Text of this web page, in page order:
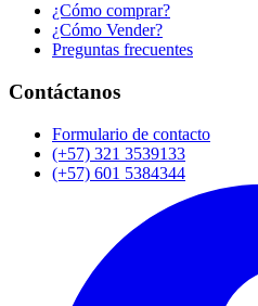
¿Cómo comprar?
¿Cómo Vender?
Preguntas frecuentes
Contáctanos
Formulario de contacto
(+57) 321 3539133
(+57) 601 5384344